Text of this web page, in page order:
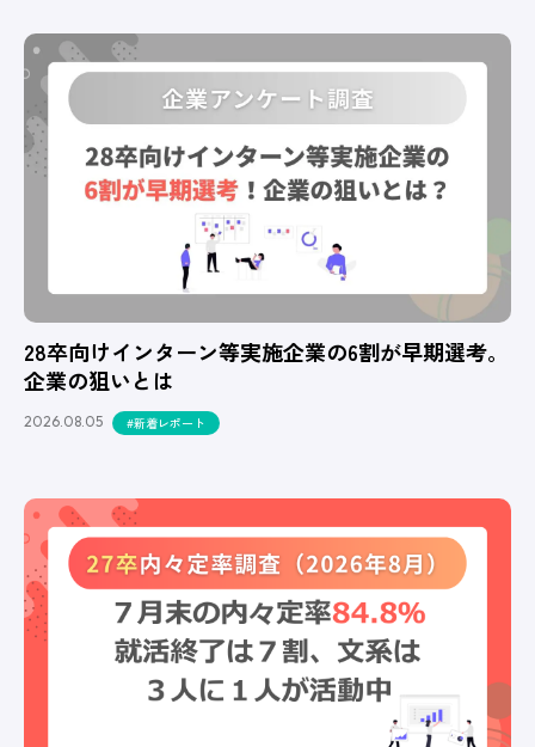
28卒向けインターン等実施企業の6割が早期選考。
企業の狙いとは
2026.08.05 #新着レポート